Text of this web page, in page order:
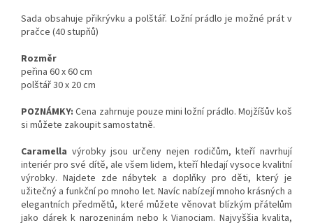
Sada obsahuje přikrývku a polštář. Ložní prádlo je možné prát v
pračce (40 stupňů)
Rozměr
peřina 60 x 60 cm
polštář 30 x 20 cm
POZNÁMKY:Cena zahrnuje pouze mini ložní prádlo. Mojžíšův koš
si můžete zakoupit samostatně.
Caramella výrobky jsou určeny nejen rodičům, kteří navrhují
interiér pro své dítě, ale všem lidem, kteří hledají vysoce kvalitní
výrobky. Najdete zde nábytek a doplňky pro děti, který je
užitečný a funkční po mnoho let. Navíc nabízejí mnoho krásných a
elegantních předmětů, které můžete věnovat blízkým přátelům
jako dárek k narozeninám nebo k Vianociam. Najvyššia kvalita,